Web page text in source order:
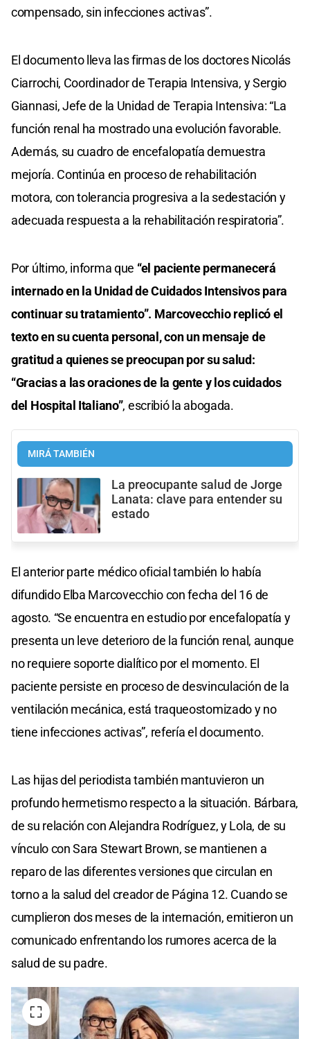
compensado, sin infecciones activas”.
El documento lleva las firmas de los doctores Nicolás
Ciarrochi, Coordinador de Terapia Intensiva, y Sergio
Giannasi, Jefe de la Unidad de Terapia Intensiva: “La
función renal ha mostrado una evolución favorable.
Además, su cuadro de encefalopatía demuestra
mejoría. Continúa en proceso de rehabilitación
motora, con tolerancia progresiva a la sedestación y
adecuada respuesta a la rehabilitación respiratoria”.
Por último, informa que “el paciente permanecerá
internado en la Unidad de Cuidados Intensivos para
continuar su tratamiento”. Marcovecchio replicó el
texto en su cuenta personal, con un mensaje de
gratitud a quienes se preocupan por su salud:
“Gracias a las oraciones de la gente y los cuidados
del Hospital Italiano”, escribió la abogada.
MIRÁ TAMBIÉN
La preocupante salud de Jorge
Lanata: clave para entender su
estado
El anterior parte médico oficial también lo había
difundido Elba Marcovecchio con fecha del 16 de
agosto. “Se encuentra en estudio por encefalopatía y
presenta un leve deterioro de la función renal, aunque
no requiere soporte dialítico por el momento. El
paciente persiste en proceso de desvinculación de la
ventilación mecánica, está traqueostomizado y no
tiene infecciones activas”, refería el documento.
Las hijas del periodista también mantuvieron un
profundo hermetismo respecto a la situación. Bárbara,
de su relación con Alejandra Rodríguez, y Lola, de su
vínculo con Sara Stewart Brown, se mantienen a
reparo de las diferentes versiones que circulan en
torno a la salud del creador de Página 12. Cuando se
cumplieron dos meses de la internación, emitieron un
comunicado enfrentando los rumores acerca de la
salud de su padre.